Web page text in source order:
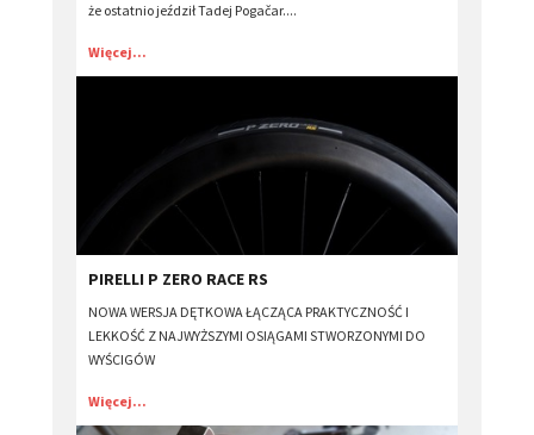
że ostatnio jeździł Tadej Pogačar....
Więcej...
​PIRELLI P ZERO RACE RS
NOWA WERSJA DĘTKOWA ŁĄCZĄCA PRAKTYCZNOŚĆ I
LEKKOŚĆ Z NAJWYŻSZYMI OSIĄGAMI STWORZONYMI DO
WYŚCIGÓW
Więcej...